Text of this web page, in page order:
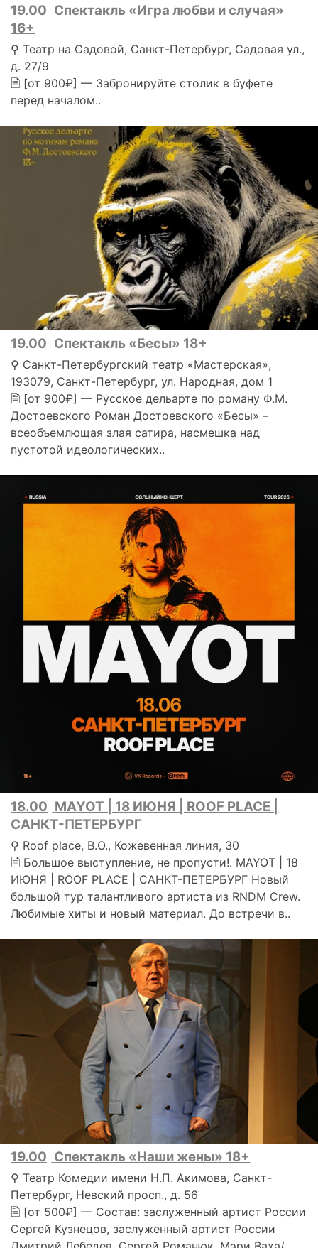
19.00 Спектакль «Игра любви и случая»
16+
⚲ Театр на Садовой, Санкт-Петербург, Садовая ул.,
д. 27/9
🗎 [от 900₽] — Забронируйте столик в буфете
перед началом..
19.00 Спектакль «Бесы» 18+
⚲ Санкт-Петербургский театр «Мастерская»,
193079, Санкт-Петербург, ул. Народная, дом 1
🗎 [от 900₽] — Русское дельарте по роману Ф.М.
Достоевского Роман Достоевского «Бесы» –
всеобъемлющая злая сатира, насмешка над
пустотой идеологических..
18.00 MAYOT | 18 ИЮНЯ | ROOF PLACE |
САНКТ-ПЕТЕРБУРГ
⚲ Roof place, В.О., Кожевенная линия, 30
🗎 Большое выступление, не пропусти!. MAYOT | 18
ИЮНЯ | ROOF PLACE | САНКТ-ПЕТЕРБУРГ Новый
большой тур талантливого артиста из RNDM Crew.
Любимые хиты и новый материал. До встречи в..
19.00 Спектакль «Наши жены» 18+
⚲ Театр Комедии имени Н.П. Акимова, Санкт-
Петербург, Невский просп., д. 56
🗎 [от 500₽] — Состав: заслуженный артист России
Сергей Кузнецов, заслуженный артист России